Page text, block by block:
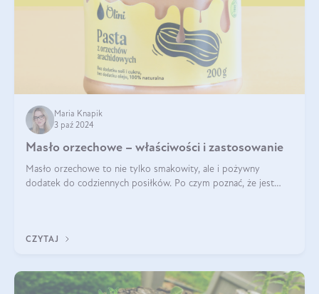
Maria Knapik
3 paź 2024
Masło orzechowe – właściwości i zastosowanie
Masło orzechowe to nie tylko smakowity, ale i pożywny
dodatek do codziennych posiłków. Po czym poznać, że jest
CZYTAJ